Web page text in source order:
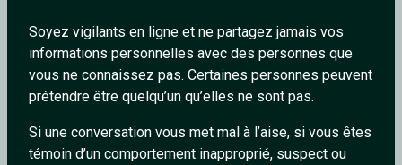
Soyez vigilants en ligne et ne partagez jamais vos
informations personnelles avec des personnes que
vous ne connaissez pas. Certaines personnes peuvent
prétendre être quelqu’un qu’elles ne sont pas.
Si une conversation vous met mal à l’aise, si vous êtes
témoin d’un comportement inapproprié, suspect ou
gautfried unTerrestre
46 ans